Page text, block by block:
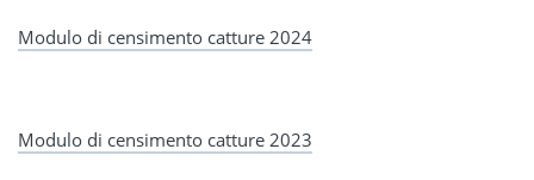
Modulo di censimento catture 2024
Modulo di censimento catture 2023